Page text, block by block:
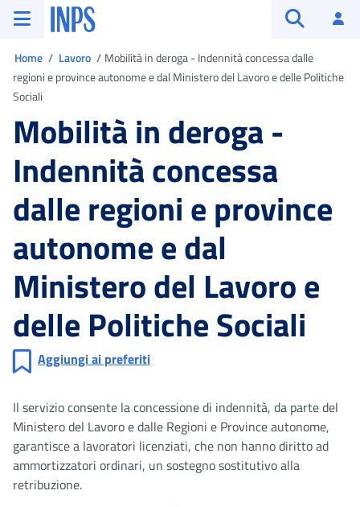
Vai al menu principale
Vai al contenuto principale
Vai al pie' di pagina
INPS ()
Home Lavoro
Mobilità in deroga - Indennità concessa dalle
regioni e province autonome e dal Ministero del Lavoro e delle Politiche
Sociali
Mobilità in deroga -
Indennità concessa
dalle regioni e province
autonome e dal
Ministero del Lavoro e
delle Politiche Sociali
Aggiungi ai preferiti
Il servizio consente la concessione di indennità, da parte del
Ministero del Lavoro e dalle Regioni e Province autonome,
garantisce a lavoratori licenziati, che non hanno diritto ad
ammortizzatori ordinari, un sostegno sostitutivo alla
retribuzione.